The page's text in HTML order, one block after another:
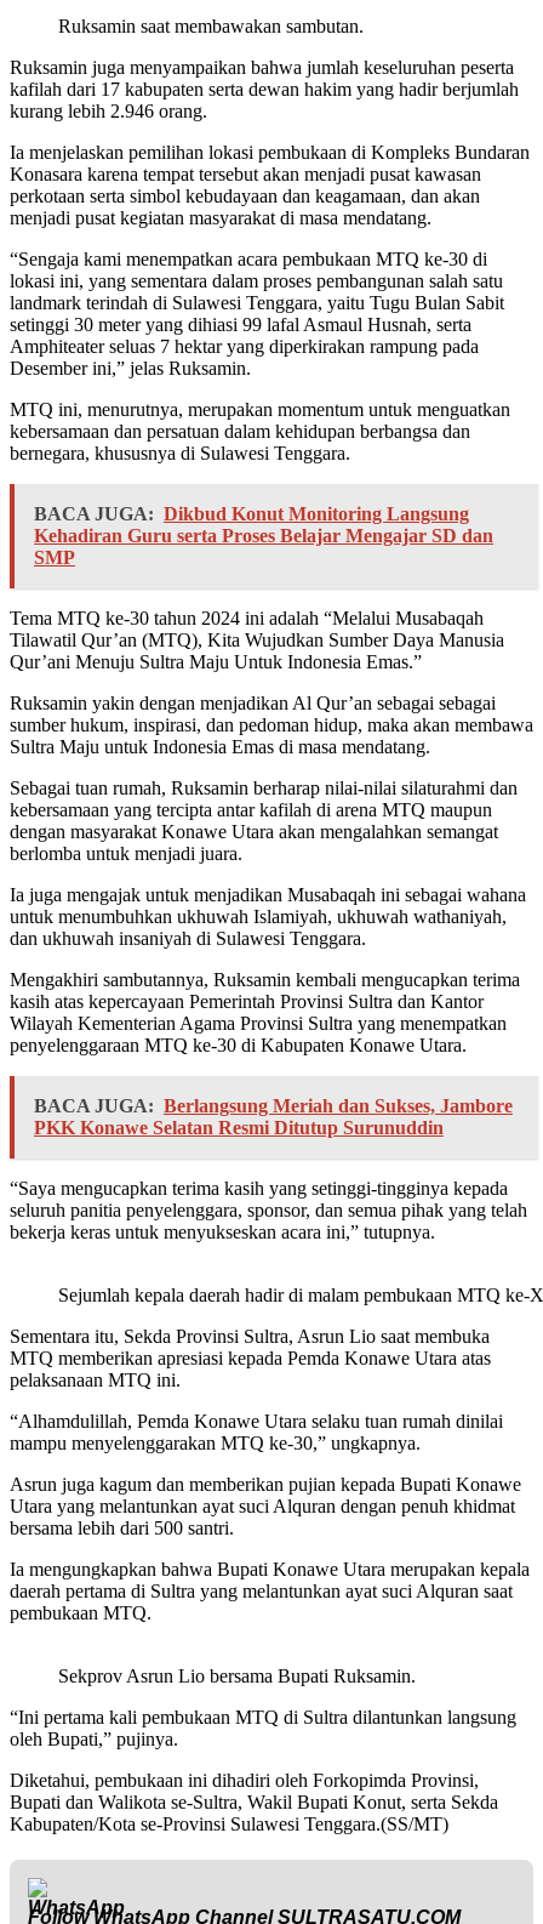
Ruksamin saat membawakan sambutan.
Ruksamin juga menyampaikan bahwa jumlah keseluruhan peserta
kafilah dari 17 kabupaten serta dewan hakim yang hadir berjumlah
kurang lebih 2.946 orang.
Ia menjelaskan pemilihan lokasi pembukaan di Kompleks Bundaran
Konasara karena tempat tersebut akan menjadi pusat kawasan
perkotaan serta simbol kebudayaan dan keagamaan, dan akan
menjadi pusat kegiatan masyarakat di masa mendatang.
“Sengaja kami menempatkan acara pembukaan MTQ ke-30 di
lokasi ini, yang sementara dalam proses pembangunan salah satu
landmark terindah di Sulawesi Tenggara, yaitu Tugu Bulan Sabit
setinggi 30 meter yang dihiasi 99 lafal Asmaul Husnah, serta
Amphiteater seluas 7 hektar yang diperkirakan rampung pada
Desember ini,” jelas Ruksamin.
MTQ ini, menurutnya, merupakan momentum untuk menguatkan
kebersamaan dan persatuan dalam kehidupan berbangsa dan
bernegara, khususnya di Sulawesi Tenggara.
BACA JUGA: Dikbud Konut Monitoring Langsung
Kehadiran Guru serta Proses Belajar Mengajar SD dan
SMP
Tema MTQ ke-30 tahun 2024 ini adalah “Melalui Musabaqah
Tilawatil Qur’an (MTQ), Kita Wujudkan Sumber Daya Manusia
Qur’ani Menuju Sultra Maju Untuk Indonesia Emas.”
Ruksamin yakin dengan menjadikan Al Qur’an sebagai sebagai
sumber hukum, inspirasi, dan pedoman hidup, maka akan membawa
Sultra Maju untuk Indonesia Emas di masa mendatang.
Sebagai tuan rumah, Ruksamin berharap nilai-nilai silaturahmi dan
kebersamaan yang tercipta antar kafilah di arena MTQ maupun
dengan masyarakat Konawe Utara akan mengalahkan semangat
berlomba untuk menjadi juara.
Ia juga mengajak untuk menjadikan Musabaqah ini sebagai wahana
untuk menumbuhkan ukhuwah Islamiyah, ukhuwah wathaniyah,
dan ukhuwah insaniyah di Sulawesi Tenggara.
Mengakhiri sambutannya, Ruksamin kembali mengucapkan terima
kasih atas kepercayaan Pemerintah Provinsi Sultra dan Kantor
Wilayah Kementerian Agama Provinsi Sultra yang menempatkan
penyelenggaraan MTQ ke-30 di Kabupaten Konawe Utara.
BACA JUGA: Berlangsung Meriah dan Sukses, Jambore
PKK Konawe Selatan Resmi Ditutup Surunuddin
“Saya mengucapkan terima kasih yang setinggi-tingginya kepada
seluruh panitia penyelenggara, sponsor, dan semua pihak yang telah
bekerja keras untuk menyukseskan acara ini,” tutupnya.
Sejumlah kepala daerah hadir di malam pembukaan MTQ
Sementara itu, Sekda Provinsi Sultra, Asrun Lio saat membuka
MTQ memberikan apresiasi kepada Pemda Konawe Utara atas
pelaksanaan MTQ ini.
“Alhamdulillah, Pemda Konawe Utara selaku tuan rumah dinilai
mampu menyelenggarakan MTQ ke-30,” ungkapnya.
Asrun juga kagum dan memberikan pujian kepada Bupati Konawe
Utara yang melantunkan ayat suci Alquran dengan penuh khidmat
bersama lebih dari 500 santri.
Ia mengungkapkan bahwa Bupati Konawe Utara merupakan kepala
daerah pertama di Sultra yang melantunkan ayat suci Alquran saat
pembukaan MTQ.
Sekprov Asrun Lio bersama Bupati Ruksamin.
“Ini pertama kali pembukaan MTQ di Sultra dilantunkan langsung
oleh Bupati,” pujinya.
Diketahui, pembukaan ini dihadiri oleh Forkopimda Provinsi,
Bupati dan Walikota se-Sultra, Wakil Bupati Konut, serta Sekda
Kabupaten/Kota se-Provinsi Sulawesi Tenggara.(SS/MT)
Follow WhatsApp ChannelSULTRASATU.COM